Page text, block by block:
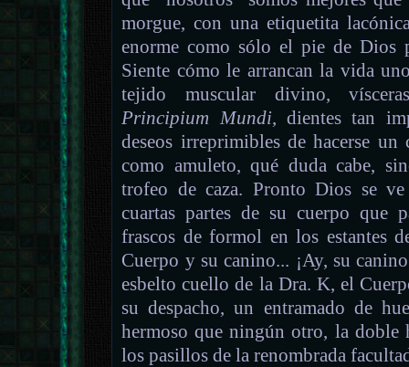
morgue, con una etiquetita
enorme como sólo el pie de Dios
Siente cómo le arrancan la vida
tejido muscular divino,
Principium Mundi, dientes tan
deseos irreprimibles de hacerse
como amuleto, qué duda cabe,
trofeo de caza. Pronto Dios se ve
cuartas partes de su cuerpo que
frascos de formol en los estantes
Cuerpo y su canino... ¡Ay, su
esbelto cuello de la Dra. K, el
su despacho, un entramado de
hermoso que ningún otro, la doble
los pasillos de la renombrada